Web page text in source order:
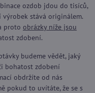
ozdob jdou do tisíců,
stává originálem.
proto obrázky níže jsou
zdobení.
budeme vědět, jaký
bohatost zdobení
obdržíte od nás
pokud to uvítáte, že se s